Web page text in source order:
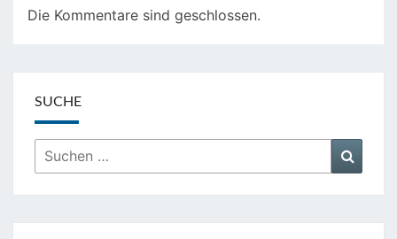
Die Kommentare sind geschlossen.
SUCHE
Suchen
nach: